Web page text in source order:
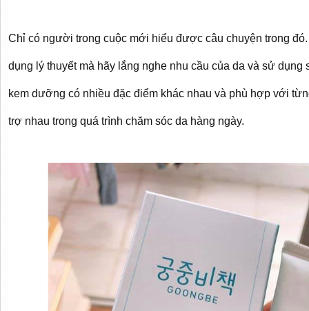
Chỉ có người trong cuộc mới hiểu được câu chuyện trong
dụng lý thuyết mà hãy lắng nghe nhu cầu của da và sử
kem dưỡng có nhiều đặc điểm khác nhau và phù hợp với
trợ nhau trong quá trình chăm sóc da hàng ngày.